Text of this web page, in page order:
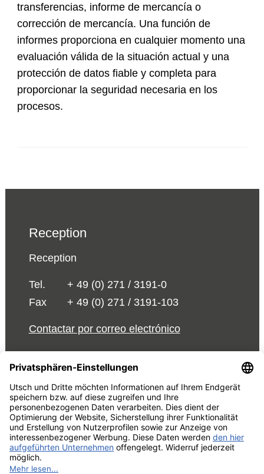
transferencias, informe de mercancía o
corrección de mercancía. Una función de
informes proporciona en cualquier momento una
evaluación válida de la situación actual y una
protección de datos fiable y completa para
proporcionar la seguridad necesaria en los
procesos.
Reception
Reception
Tel.
+ 49 (0) 271 / 3191-0
Fax
+ 49 (0) 271 / 3191-103
Contactar por correo electrónico
© 2026 UTSCH
Términos y Condiciones Aviso Legal
Declaración de
protección de datos
Editar la configuración de cookies